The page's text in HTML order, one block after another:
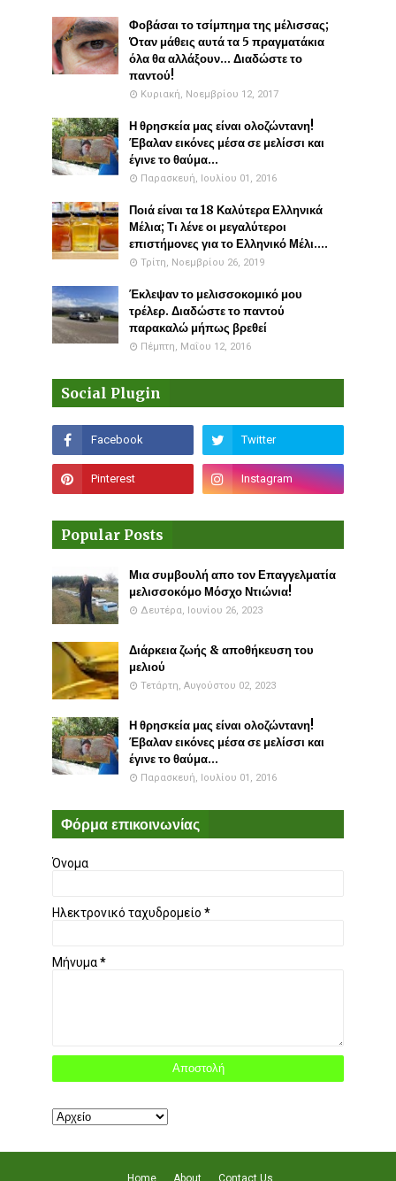
Φοβάσαι το τσίμπημα της μέλισσας;
Όταν μάθεις αυτά τα 5 πραγματάκια
όλα θα αλλάξουν... Διαδώστε το
παντού!
Κυριακή, Νοεμβρίου 12, 2017
Η θρησκεία μας είναι ολοζώντανη!
Έβαλαν εικόνες μέσα σε μελίσσι και
έγινε το θαύμα...
Παρασκευή, Ιουλίου 01, 2016
Ποιά είναι τα 18 Καλύτερα Ελληνικά
Μέλια; Τι λένε οι μεγαλύτεροι
επιστήμονες για το Ελληνικό Μέλι....
Τρίτη, Νοεμβρίου 26, 2019
Έκλεψαν το μελισσοκομικό μου
τρέλερ. Διαδώστε το παντού
παρακαλώ μήπως βρεθεί
Πέμπτη, Μαΐου 12, 2016
Social Plugin
Popular Posts
Μια συμβουλή απο τον Επαγγελματία
μελισσοκόμο Μόσχο Ντιώνια!
Δευτέρα, Ιουνίου 26, 2023
Διάρκεια ζωής & αποθήκευση του
μελιού
Τετάρτη, Αυγούστου 02, 2023
Η θρησκεία μας είναι ολοζώντανη!
Έβαλαν εικόνες μέσα σε μελίσσι και
έγινε το θαύμα...
Παρασκευή, Ιουλίου 01, 2016
Φόρμα επικοινωνίας
Όνομα
Ηλεκτρονικό ταχυδρομείο *
Μήνυμα*
Home About Contact Us